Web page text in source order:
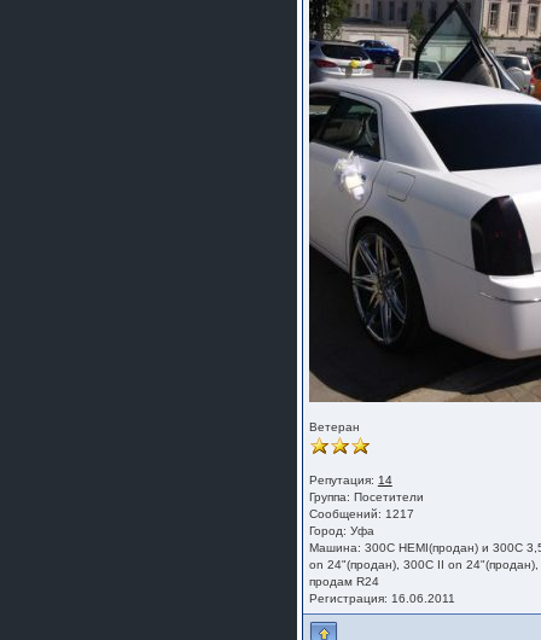
Ветеран
Репутация: 14
Группа: Посетители
Сообщений: 1217
Город: Уфа
Машина: 300C HEMI(продан) и 300С
on 24"(продан), 300С II on 24"(продан),
продам R24
Регистрация: 16.06.2011